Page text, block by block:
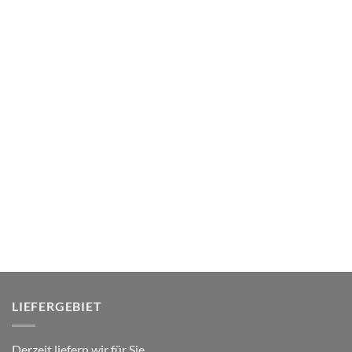
LIEFERGEBIET
Derzeit liefern wir für Sie